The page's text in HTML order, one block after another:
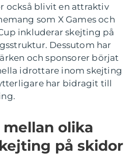
också blivit en attraktiv
som X Games och
inkluderar skejting på
Dessutom har
och sponsorer börjat
idrottare inom skejting
har bidragit till
olika
på skidor